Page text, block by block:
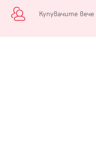
Купувачите